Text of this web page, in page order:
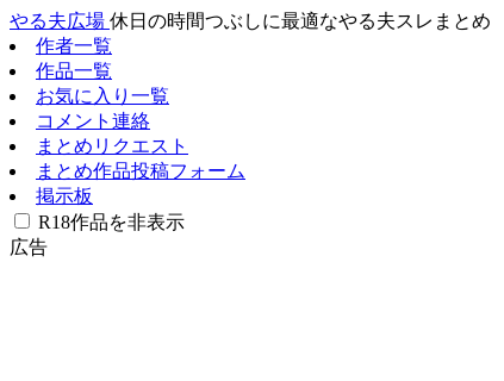
やる夫広場 休日の時間つぶしに最適なやる夫スレまとめ
作者一覧
作品一覧
お気に入り一覧
コメント連絡
まとめリクエスト
まとめ作品投稿フォーム
掲示板
R18作品を非表示
広告